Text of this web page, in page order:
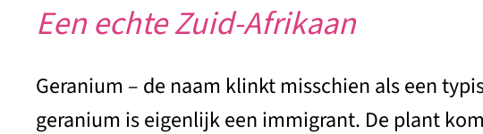
Een echte Zuid-Afrikaan
Geranium – de naam klinkt misschien als een
geranium is eigenlijk een immigrant. De plant